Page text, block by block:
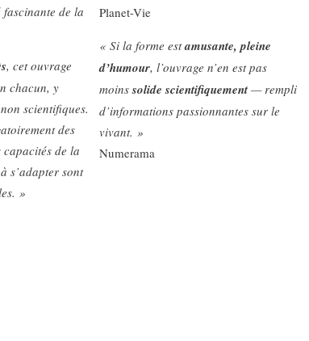
de la
, cet ouvrage
chacun, y
scientifiques.
des
de la
s’adapter sont
»
Planet-Vie
« Si la forme estamusante, pleine
d’humour, l’ouvrage n’en est pas
moinssolide scientifiquement— rempli
d’informations passionnantes sur le
vivant. »
Numerama